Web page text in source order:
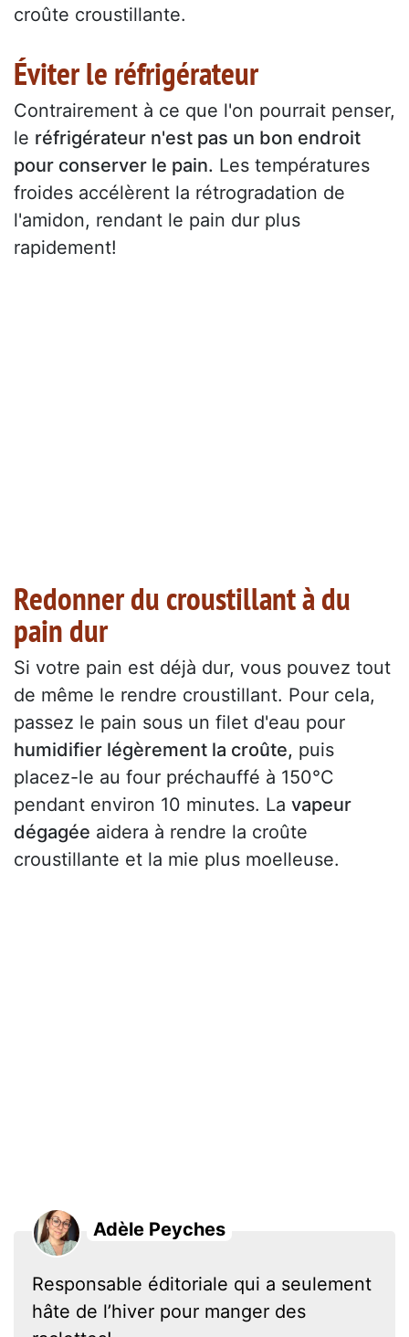
croûte croustillante.
Éviter le réfrigérateur
Contrairement à ce que l'on pourrait penser,
le réfrigérateur n'est pas un bon endroit
pour conserver le pain. Les températures
froides accélèrent la rétrogradation de
l'amidon, rendant le pain dur plus
rapidement!
Redonner du croustillant à du
pain dur
Si votre pain est déjà dur, vous pouvez tout
de même le rendre croustillant. Pour cela,
passez le pain sous un filet d'eau pour
humidifier légèrement la croûte, puis
placez-le au four préchauffé à 150°C
pendant environ 10 minutes. La vapeur
dégagée aidera à rendre la croûte
croustillante et la mie plus moelleuse.
Adèle Peyches
Responsable éditoriale qui a seulement
hâte de l’hiver pour manger des